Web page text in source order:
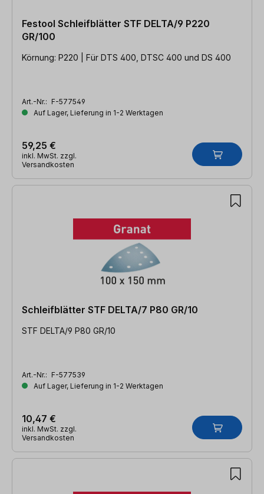
Festool Schleifblätter STF DELTA/9 P220
GR/100
Körnung: P220 | Für DTS 400, DTSC 400 und DS 400
Art.-Nr.: F-577549
Auf Lager, Lieferung in 1-2 Werktagen
59,25 €
inkl. MwSt. zzgl.
Versandkosten
Schleifblätter STF DELTA/7 P80 GR/10
STF DELTA/9 P80 GR/10
Art.-Nr.: F-577539
Auf Lager, Lieferung in 1-2 Werktagen
10,47 €
inkl. MwSt. zzgl.
Versandkosten